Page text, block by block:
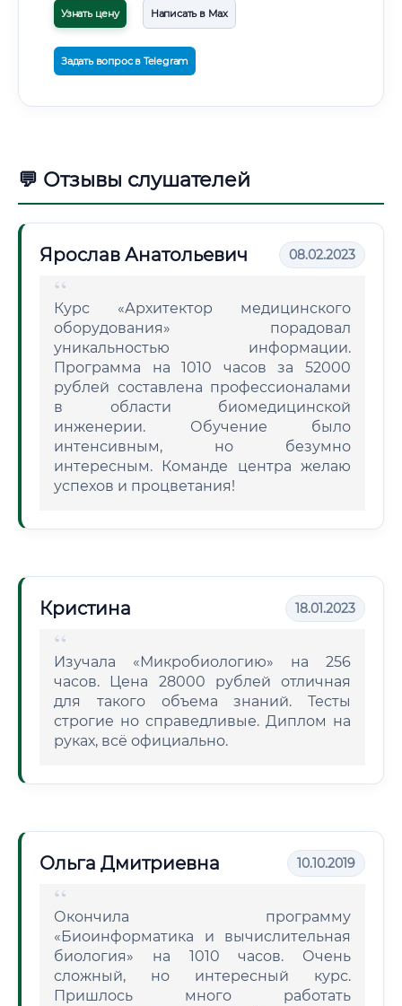
Узнать цену Написать в Max
Задать вопрос в Telegram
💬 Отзывы слушателей
Ярослав Анатольевич 08.02.2023
Курс «Архитектор медицинского
оборудования» порадовал
уникальностью информации.
Программа на 1010 часов за 52000
рублей составлена профессионалами
в области биомедицинской
инженерии. Обучение было
интенсивным, но безумно
интересным. Команде центра желаю
успехов и процветания!
Кристина 18.01.2023
Изучала «Микробиологию» на 256
часов. Цена 28000 рублей отличная
для такого объема знаний. Тесты
строгие но справедливые. Диплом на
руках, всё официально.
Ольга Дмитриевна 10.10.2019
Окончила программу
«Биоинформатика и вычислительная
биология» на 1010 часов. Очень
сложный, но интересный курс.
Пришлось много работать